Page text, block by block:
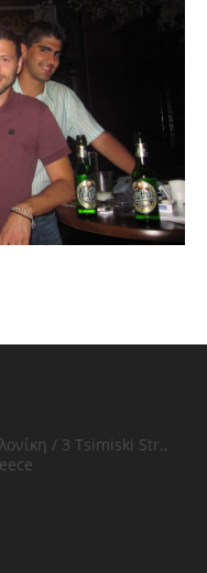
/ 3 Tsimiski Str.,